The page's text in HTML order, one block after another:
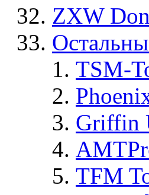
ZXW
TSM-
Griffin
TFM